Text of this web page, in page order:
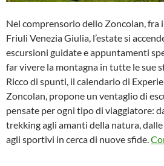
Nel comprensorio dello Zoncolan, fra
Friuli Venezia Giulia, l’estate si
escursioni guidate e appuntamenti
far vivere la montagna in tutte le sue
Ricco di spunti, il calendario di
Zoncolan, propone un ventaglio di
pensate per ogni tipo di viaggiatore:
trekking agli amanti della natura,
agli sportivi in cerca di nuove sfide.